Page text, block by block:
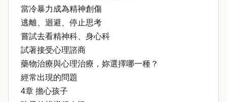
當冷暴力成為精神創傷
逃離、迴避、停止思考
嘗試去看精神科、身心科
試著接受心理諮商
藥物治療與心理治療，妳選擇哪一種？
經常出現的問題
4章 擔心孩子